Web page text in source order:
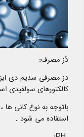
دُز مصرف:
دز مصرفی سدیم دی
کالکتورهای سولفیدی
استفاده می شود .